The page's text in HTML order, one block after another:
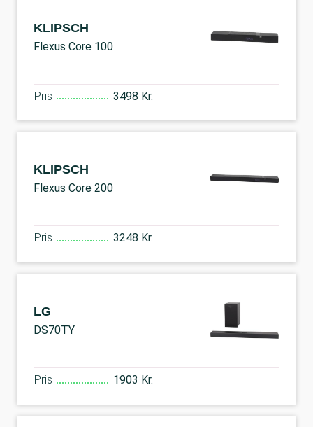
KLIPSCH
Flexus Core 100
Pris 3498 Kr.
KLIPSCH
Flexus Core 200
Pris 3248 Kr.
LG
DS70TY
Pris 1903 Kr.